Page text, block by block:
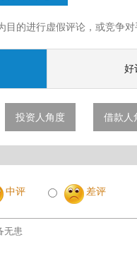
目的进行虚假评论，或竞争
好
投资人角度 借款人
中评 差评